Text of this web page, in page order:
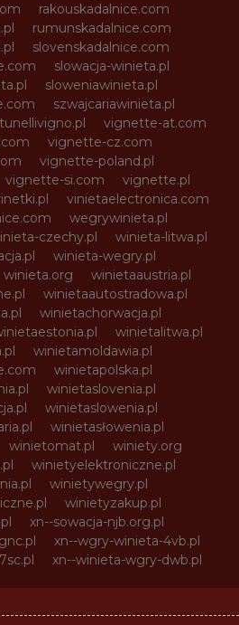
rakouskadalnice.com
rumunskadalnice.com
slovenskadalnice.com
slowacja-winieta.pl
sloweniawinieta.pl
szwajcariawinieta.pl
tunellivigno.pl
vignette-at.com
vignette-cz.com
vignette-poland.pl
vignette-si.com
vignette.pl
vinietaelectronica.com
wegrywinieta.pl
czechy.pl
winieta-litwa.pl
winieta-wegry.pl
winieta.org
winietaaustria.pl
winietaautostradowa.pl
winietachorwacja.pl
winietalitwa.pl
winietamoldawia.pl
winietapolska.pl
winietaslovenia.pl
winietaslowenia.pl
winietasłowenia.pl
winietomat.pl
winiety.org
winietyelektroniczne.pl
winietywegry.pl
winietyzakup.pl
xn--sowacja-njb.org.pl
xn--wgry-winieta-4vb.pl
xn--winieta-wgry-dwb.pl